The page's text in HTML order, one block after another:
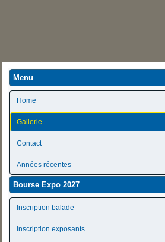
Menu
Home
Gallerie
Contact
Années récentes
Bourse Expo 2027
Inscription balade
Inscription exposants